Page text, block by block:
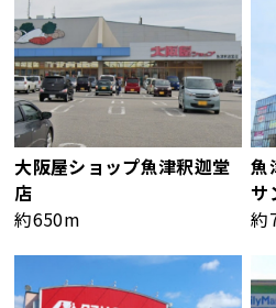
大阪屋ショップ魚津釈迦堂
店
約650m
魚
サ
約